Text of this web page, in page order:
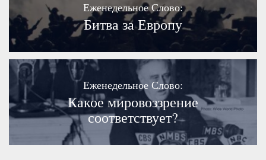
Еженедельное Слово:
Битва за Европу
Еженедельное Слово:
Какое мировоззрение
соответствует?